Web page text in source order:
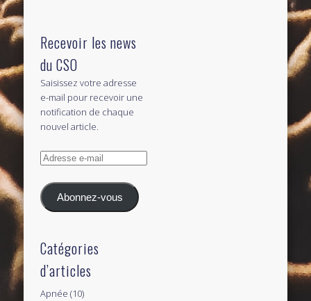
Recevoir les news
du CSO
Saisissez votre adresse
e-mail pour recevoir une
notification de chaque
nouvel article.
Adresse
mail
Abonnez-vous
Catégories
d’articles
Apnée (10)